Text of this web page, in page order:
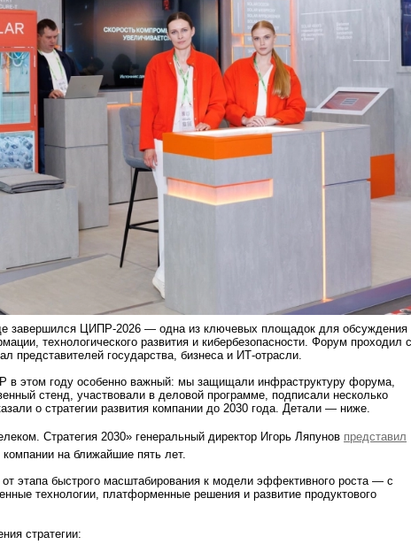
завершился ЦИПР-2026 — одна из ключевых площадок для обсуждения
технологического развития и кибербезопасности. Форум проходил с
представителей государства, бизнеса и ИТ-отрасли.
в этом году особенно важный: мы защищали инфраструктуру форума,
стенд, участвовали в деловой программе, подписали несколько
о стратегии развития компании до 2030 года. Детали — ниже.
Стратегия 2030» генеральный директор Игорь Ляпунов представил
компании на ближайшие пять лет.
этапа быстрого масштабирования к модели эффективного роста — с
технологии, платформенные решения и развитие продуктового
стратегии: